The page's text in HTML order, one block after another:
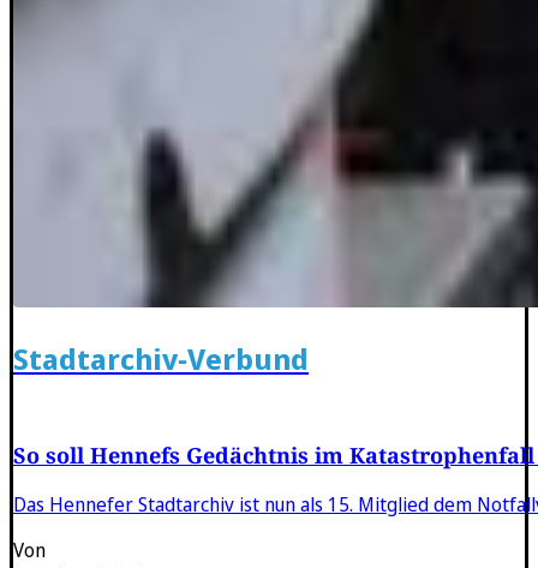
Stadtarchiv-Verbund
So soll Hennefs Gedächtnis im
Das Hennefer Stadtarchiv ist nun als 15. Mitglied dem
Von